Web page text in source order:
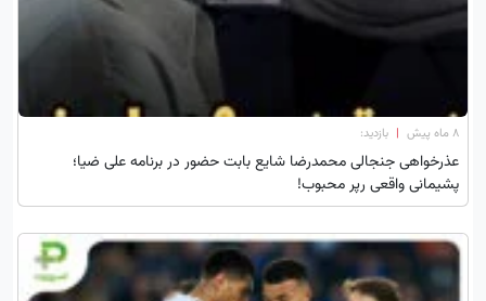
۸ ماه پیش | بازدید:
عذرخواهی جنجالی محمدرضا شایع بابت حضور در برنامه علی ضیا؛
پشیمانی واقعی رپر محبوب!